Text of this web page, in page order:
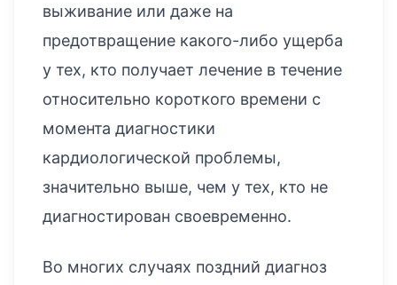
выживание или даже на
предотвращение какого-либо ущерба
у тех, кто получает лечение в течение
относительно короткого времени с
момента диагностики
кардиологической проблемы,
значительно выше, чем у тех, кто не
диагностирован своевременно.
Во многих случаях поздний диагноз